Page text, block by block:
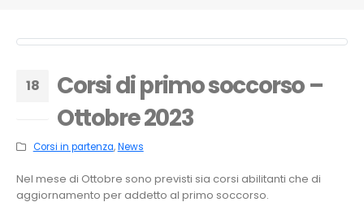
18
Corsi di primo soccorso –
Ottobre 2023
Corsi in partenza,News
Nel mese di Ottobre sono previsti sia corsi abilitanti che di
aggiornamento per addetto al primo soccorso.